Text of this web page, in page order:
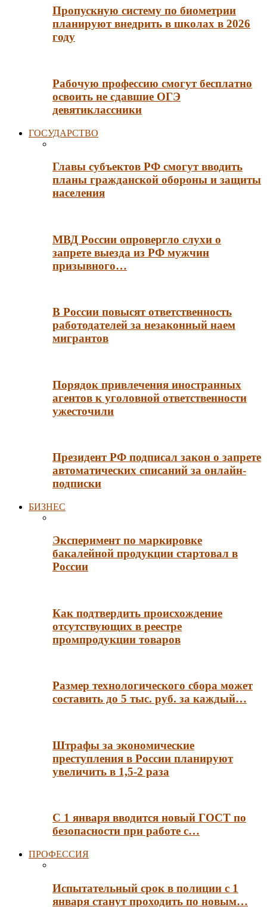
Пропускную систему по биометрии
планируют внедрить в школах в 2026
году
Рабочую профессию смогут бесплатно
освоить не сдавшие ОГЭ
девятиклассники
ГОСУДАРСТВО
Главы субъектов РФ смогут вводить
планы гражданской обороны и защиты
населения
МВД России опровергло слухи о
запрете выезда из РФ мужчин
призывного…
В России повысят ответственность
работодателей за незаконный наем
мигрантов
Порядок привлечения иностранных
агентов к уголовной ответственности
ужесточили
Президент РФ подписал закон о запрете
автоматических списаний за онлайн-
подписки
БИЗНЕС
Эксперимент по маркировке
бакалейной продукции стартовал в
России
Как подтвердить происхождение
отсутствующих в реестре
промпродукции товаров
Размер технологического сбора может
составить до 5 тыс. руб. за каждый…
Штрафы за экономические
преступления в России планируют
увеличить в 1,5-2 раза
С 1 января вводится новый ГОСТ по
безопасности при работе с…
ПРОФЕССИЯ
Испытательный срок в полиции с 1
января станут проходить по новым…